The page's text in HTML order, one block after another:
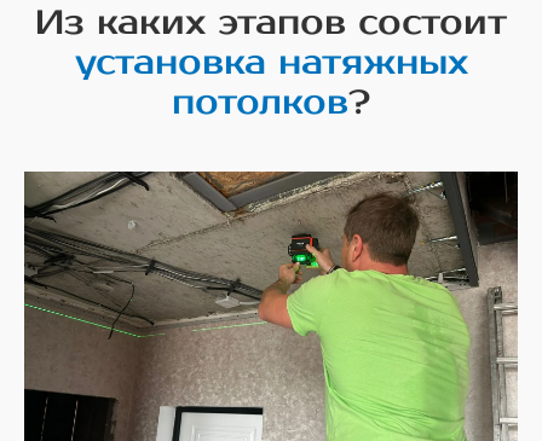
Из каких этапов состоит
установка натяжных
потолков?